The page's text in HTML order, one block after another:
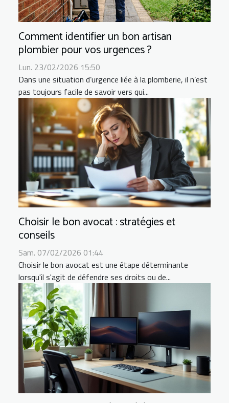
Comment identifier un bon artisan
plombier pour vos urgences ?
Lun. 23/02/2026 15:50
Dans une situation d’urgence liée à la plomberie, il n’est
pas toujours facile de savoir vers qui...
Choisir le bon avocat : stratégies et
conseils
Sam. 07/02/2026 01:44
Choisir le bon avocat est une étape déterminante
lorsqu'il s'agit de défendre ses droits ou de...